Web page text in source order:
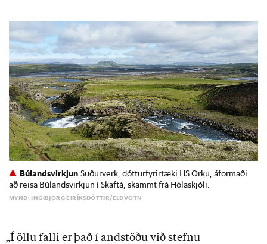
Búlandsvirkjun Suðurverk, dótturfyrirtæki HS Orku, áformaði
að reisa Búlandsvirkjun í Skaftá, skammt frá Hólaskjóli.
MYND: INGIBJÖRG EIRÍKSDÓTTIR/ELDVÖTN
„Í öllu falli er það í andstöðu við stefnu